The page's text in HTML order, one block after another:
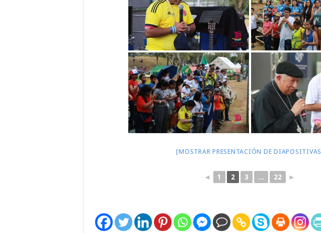
[MOSTRAR PRESENTACIÓN DE
◄ 1 2 3 ... 22 ►